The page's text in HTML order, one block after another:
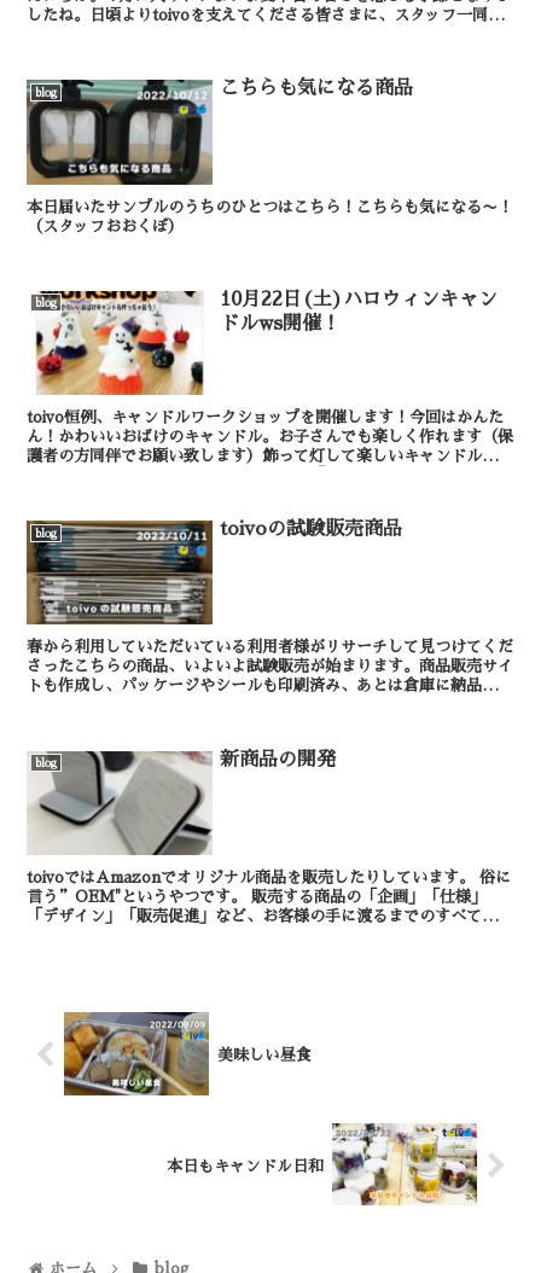
したね。日頃よりtoivoを支えてくださる皆さまに、スタッフ一同、
blog こちらも気になる商品
本日届いたサンプルのうちのひとつはこちら！こちらも気になる〜！
（スタッフおおくぼ）
blog
10月22日(土)ハロウィンキャン
ドルws開催！
toivo恒例、キャンドルワークショップを開催します！今回はかんた
ん！かわいいおばけのキャンドル。お子さんでも楽しく作れます（保
護者の方同伴でお願い致します）飾って灯して楽しいキャンドルで、
blog toivoの試験販売商品
春から利用していただいている利用者様がリサーチして見つけてくだ
さったこちらの商品、いよいよ試験販売が始まります。商品販売サイ
トも作成し、パッケージやシールも印刷済み、あとは倉庫に納品を待
blog 新商品の開発
toivoではAmazonでオリジナル商品を販売したりしています。 俗に
言う”OEM"というやつです。 販売する商品の「企画」「仕様」
「デザイン」「販売促進」など、お客様の手に渡るまでのすべてを行
美味しい昼食
本日もキャンドル日和
ホーム blog